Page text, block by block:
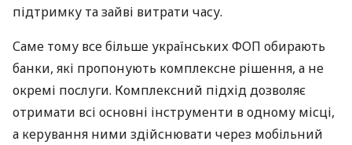
підтримку та зайві витрати часу.
Саме тому все більше українських ФОП обирають
банки, які пропонують комплексне рішення, а не
окремі послуги. Комплексний підхід дозволяє
отримати всі основні інструменти в одному місці,
а керування ними здійснювати через мобільний